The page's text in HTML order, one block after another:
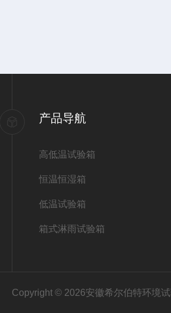
控制。9、光照和
产品导航
高低温试验箱
恒温恒湿箱
低温试验箱
箱式淋雨试验箱
Copyright © 2026安徽希尔伯特环境